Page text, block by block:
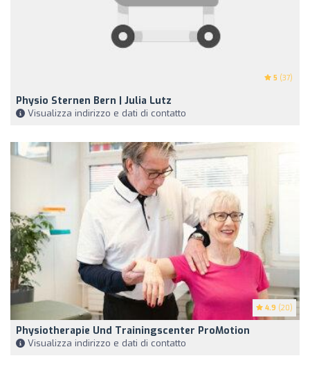
5 (37)
Physio Sternen Bern | Julia Lutz
Visualizza indirizzo e dati di contatto
4.9 (20)
Physiotherapie Und Trainingscenter ProMotion
Visualizza indirizzo e dati di contatto